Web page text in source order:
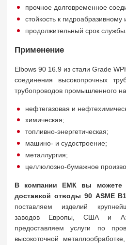
прочное долговременное
стойкость к гидроабразивному
продолжительный срок службы.
Применение
Elbows 90 16.9 из стали Grade
соединения высокопрочных
трубопроводов промышленного
нефтегазовая и
химическая;
топливно-энергетическая;
машино- и судостроение;
металлургия;
целлюлозно-бумажное
В компании ЕМК вы можете
доставкой отводы 90 ASME
поставляем изделий
заводов Европы, США и
предоставляем услуги по
высокоточной